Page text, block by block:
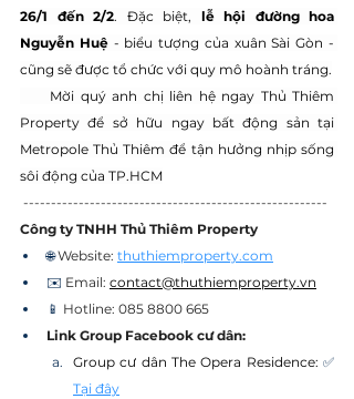
26/1 đến 2/2. Đặc biệt, lễ hội đường hoa
Nguyễn Huệ - biểu tượng của xuân Sài Gòn -
cũng sẽ được tổ chức với quy mô hoành tráng.
Property để sở hữu ngay bất động sản tại
Metropole Thủ Thiêm để tận hưởng nhịp sống
sôi động của TP.HCM
-------------------------------------------------------
Công ty TNHH Thủ Thiêm Property
🌐 Website: thuthiemproperty.com
✉️ Email: contact@thuthiemproperty.vn
📱 Hotline: 085 8800 665
Link Group Facebook cư dân:
Group cư dân The Opera Residence:
Tại đây